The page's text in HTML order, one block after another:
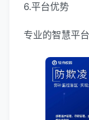
6.平台优势
专业的智慧平